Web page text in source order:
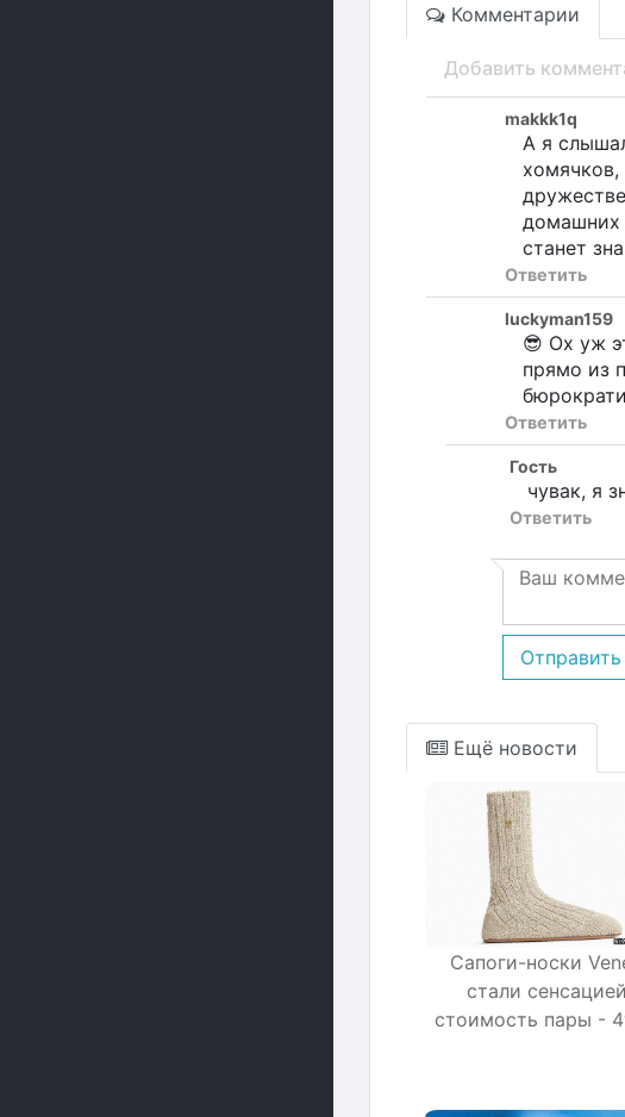
Комментарии
Добавить
makkk1q
А я
хомячков,
домашних
станет
Ответить
luckyman159
😎 Ох уж
прямо из
Ответить
Гость
чувак, я
Ответить
Отправить
Ещё новости
Сапоги-носки
стали
стоимость пары -